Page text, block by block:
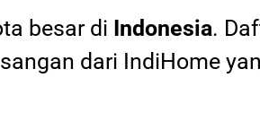
besar di Indonesia.
dari IndiHome